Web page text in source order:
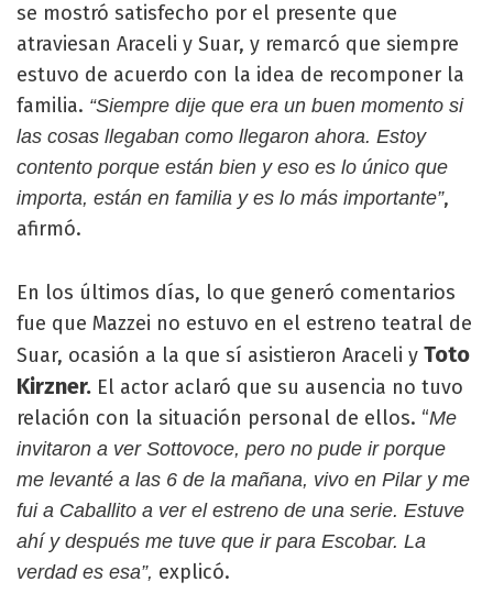
se mostró satisfecho por el presente que
atraviesan Araceli y Suar, y remarcó que siempre
estuvo de acuerdo con la idea de recomponer la
familia. “Siempre dije que era un buen momento si
las cosas llegaban como llegaron ahora. Estoy
contento porque están bien y eso es lo único que
importa, están en familia y es lo más importante”,
afirmó.
En los últimos días, lo que generó comentarios
fue que Mazzei no estuvo en el estreno teatral de
Suar, ocasión a la que sí asistieron Araceli y Toto
Kirzner. El actor aclaró que su ausencia no tuvo
relación con la situación personal de ellos. “Me
invitaron a ver Sottovoce, pero no pude ir porque
me levanté a las 6 de la mañana, vivo en Pilar y me
fui a Caballito a ver el estreno de una serie. Estuve
ahí y después me tuve que ir para Escobar. La
verdad es esa”, explicó.